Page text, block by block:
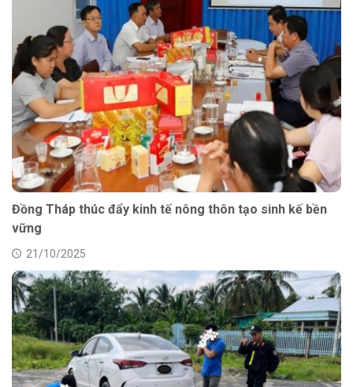
Đồng Tháp thúc đẩy kinh tế nông thôn tạo sinh kế bền
vững
21/10/2025